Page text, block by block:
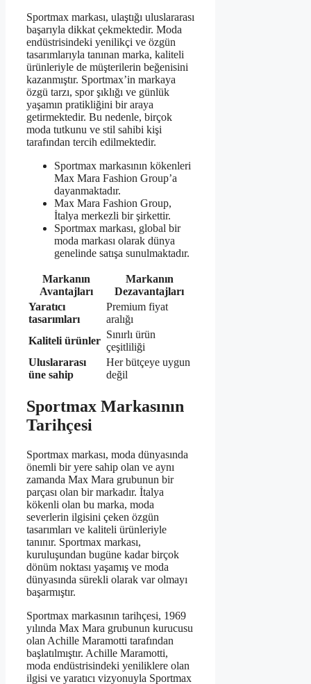
Sportmax markası, ulaştığı uluslararası
başarıyla dikkat çekmektedir. Moda
endüstrisindeki yenilikçi ve özgün
tasarımlarıyla tanınan marka, kaliteli
ürünleriyle de müşterilerin beğenisini
kazanmıştır. Sportmax’in markaya
özgü tarzı, spor şıklığı ve günlük
yaşamın pratikliğini bir araya
getirmektedir. Bu nedenle, birçok
moda tutkunu ve stil sahibi kişi
tarafından tercih edilmektedir.
Sportmax markasının kökenleri
Max Mara Fashion Group’a
dayanmaktadır.
Max Mara Fashion Group,
İtalya merkezli bir şirkettir.
Sportmax markası, global bir
moda markası olarak dünya
genelinde satışa sunulmaktadır.
Markanın
Avantajları
Markanın
Dezavantajları
Yaratıcı
tasarımları
Premium fiyat
aralığı
Kaliteli ürünler
Sınırlı ürün
çeşitliliği
Uluslararası
üne sahip
Her bütçeye uygun
değil
Sportmax Markasının
Tarihçesi
Sportmax markası, moda dünyasında
önemli bir yere sahip olan ve aynı
zamanda Max Mara grubunun bir
parçası olan bir markadır. İtalya
kökenli olan bu marka, moda
severlerin ilgisini çeken özgün
tasarımları ve kaliteli ürünleriyle
tanınır. Sportmax markası,
kuruluşundan bugüne kadar birçok
dönüm noktası yaşamış ve moda
dünyasında sürekli olarak var olmayı
başarmıştır.
Sportmax markasının tarihçesi, 1969
yılında Max Mara grubunun kurucusu
olan Achille Maramotti tarafından
başlatılmıştır. Achille Maramotti,
moda endüstrisindeki yeniliklere olan
ilgisi ve yaratıcı vizyonuyla Sportmax